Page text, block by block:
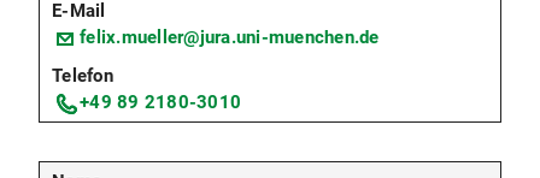
felix.mueller@jura.uni-muenchen.de
+49 89 2180-3010